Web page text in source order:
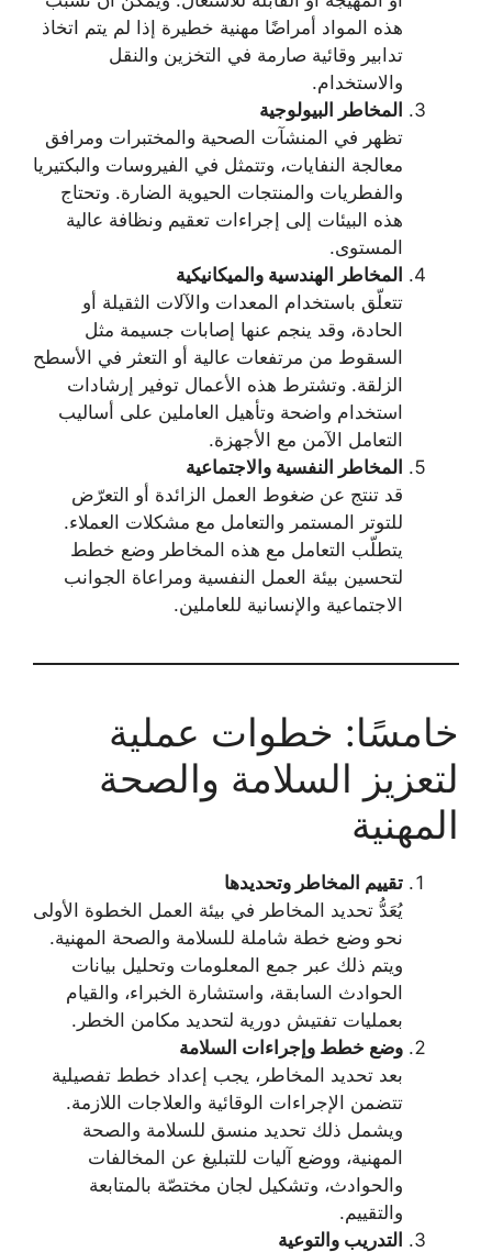
هذه المواد أمراضًا مهنية خطيرة إذا لم يتم اتخاذ
تدابير وقائية صارمة في التخزين والنقل
والاستخدام.
المخاطر البيولوجية
تظهر في المنشآت الصحية والمختبرات ومرافق
معالجة النفايات، وتتمثل في الفيروسات والبكتيريا
والفطريات والمنتجات الحيوية الضارة. وتحتاج
هذه البيئات إلى إجراءات تعقيم ونظافة عالية
المستوى.
المخاطر الهندسية والميكانيكية
تتعلّق باستخدام المعدات والآلات الثقيلة أو
الحادة، وقد ينجم عنها إصابات جسيمة مثل
السقوط من مرتفعات عالية أو التعثر في الأسطح
الزلقة. وتشترط هذه الأعمال توفير إرشادات
استخدام واضحة وتأهيل العاملين على أساليب
التعامل الآمن مع الأجهزة.
المخاطر النفسية والاجتماعية
قد تنتج عن ضغوط العمل الزائدة أو التعرّض
للتوتر المستمر والتعامل مع مشكلات العملاء.
يتطلّب التعامل مع هذه المخاطر وضع خطط
لتحسين بيئة العمل النفسية ومراعاة الجوانب
الاجتماعية والإنسانية للعاملين.
خامسًا: خطوات عملية
لتعزيز السلامة والصحة
المهنية
تقييم المخاطر وتحديدها
يُعَدُّ تحديد المخاطر في بيئة العمل الخطوة الأولى
نحو وضع خطة شاملة للسلامة والصحة المهنية.
ويتم ذلك عبر جمع المعلومات وتحليل بيانات
الحوادث السابقة، واستشارة الخبراء، والقيام
بعمليات تفتيش دورية لتحديد مكامن الخطر.
وضع خطط وإجراءات السلامة
بعد تحديد المخاطر، يجب إعداد خطط تفصيلية
تتضمن الإجراءات الوقائية والعلاجات اللازمة.
ويشمل ذلك تحديد منسق للسلامة والصحة
المهنية، ووضع آليات للتبليغ عن المخالفات
والحوادث، وتشكيل لجان مختصّة بالمتابعة
والتقييم.
التدريب والتوعية